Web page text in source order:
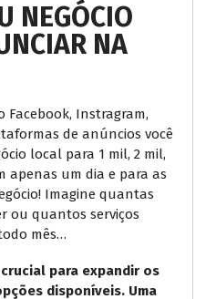
NEGÓCIO
NA
Facebook, Instragram,
de anúncios você
local para 1 mil, 2 mil,
apenas um dia e para as
Imagine quantas
ou quantos serviços
mês…
para expandir os
disponíveis. Uma